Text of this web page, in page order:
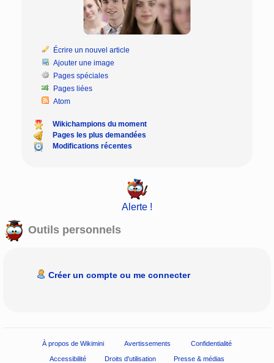
Écrire un nouvel article
Ajouter une image
Pages spéciales
Pages liées
Atom
Wikichampions du moment
Pages les plus demandées
Modifications récentes
Alerte !
Outils personnels
Créer un compte ou me connecter
À propos de Wikimini Avertissements Confidentialité
Accessibilité Droits d'utilisation Presse & médias